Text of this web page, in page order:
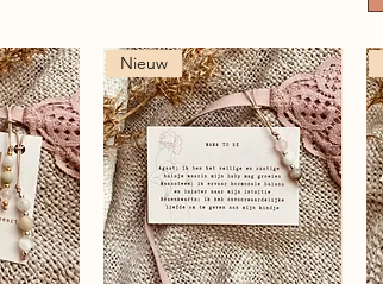
Nieuw